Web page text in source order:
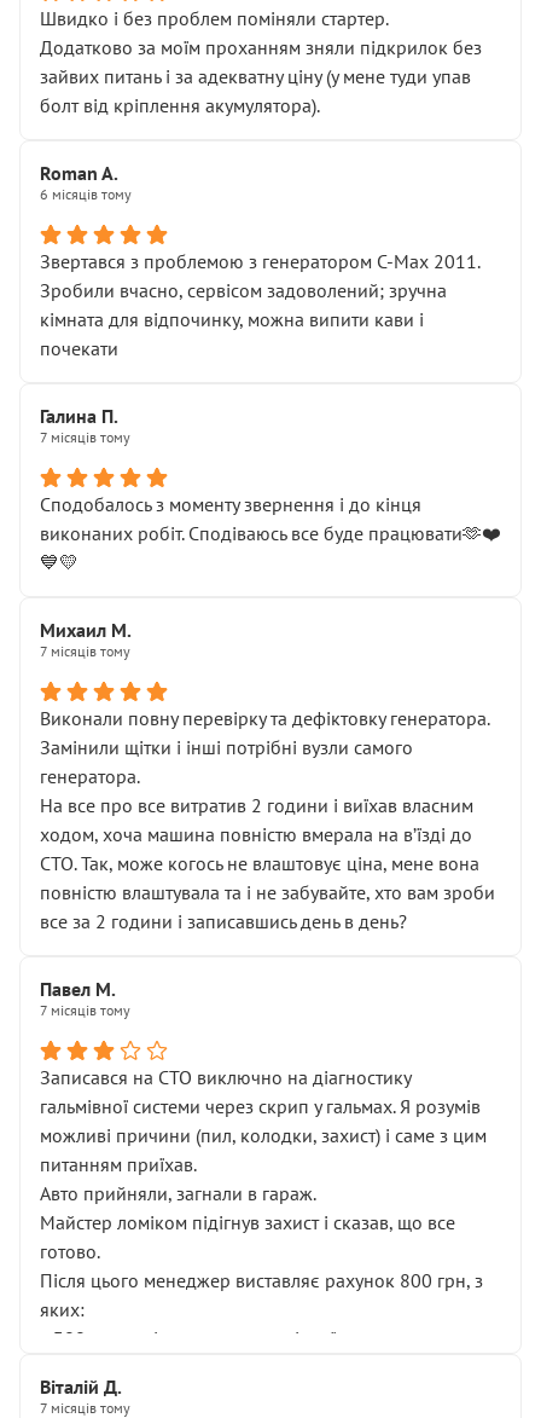
Швидко і без проблем поміняли стартер.
Додатково за моїм проханням зняли підкрилок без
зайвих питань і за адекватну ціну (у мене туди упав
болт від кріплення акумулятора).
Roman A.
6 місяців тому
Звертався з проблемою з генератором C-Max 2011.
Зробили вчасно, сервісом задоволений; зручна
кімната для відпочинку, можна випити кави і
почекати
Галина П.
7 місяців тому
Сподобалось з моменту звернення і до кінця
виконаних робіт. Сподіваюсь все буде працювати🫶❤️
💙💛
Михаил М.
7 місяців тому
Виконали повну перевірку та дефіктовку генератора.
Замінили щітки і інші потрібні вузли самого
генератора.
На все про все витратив 2 години і виїхав власним
ходом, хоча машина повністю вмерала на вʼїзді до
СТО. Так, може когось не влаштовує ціна, мене вона
повністю влаштувала та і не забувайте, хто вам зроби
все за 2 години і записавшись день в день?
Павел М.
7 місяців тому
Записався на СТО виключно на діагностику
гальмівної системи через скрип у гальмах. Я розумів
можливі причини (пил, колодки, захист) і саме з цим
питанням приїхав.
Авто прийняли, загнали в гараж.
Майстер ломіком підігнув захист і сказав, що все
готово.
Після цього менеджер виставляє рахунок 800 грн, з
яких:
• 300 грн — діагностика гальмівної системи
НЕ погоджував
Віталій Д.
7 місяців тому